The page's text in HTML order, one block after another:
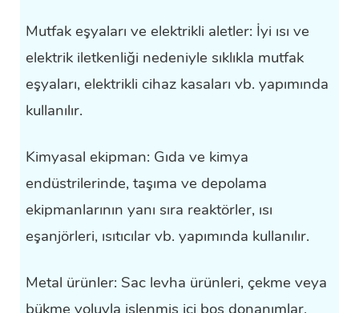
Mutfak eşyaları ve elektrikli aletler: İyi ısı ve
elektrik iletkenliği nedeniyle sıklıkla mutfak
eşyaları, elektrikli cihaz kasaları vb. yapımında
kullanılır.
Kimyasal ekipman: Gıda ve kimya
endüstrilerinde, taşıma ve depolama
ekipmanlarının yanı sıra reaktörler, ısı
eşanjörleri, ısıtıcılar vb. yapımında kullanılır.
Metal ürünler: Sac levha ürünleri, çekme veya